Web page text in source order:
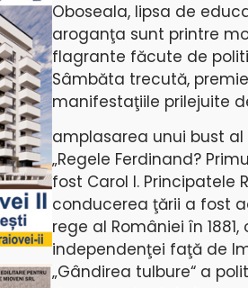
Oboseala, lipsa de
aroganţa sunt printre
flagrante făcute de
Sâmbăta trecută,
manifestaţiile prilejuite
amplasarea unui bust al
„Regele Ferdinand?
fost Carol I. Principatele
conducerea ţării a fost
rege al României în
independenţei faţă de
„Gândirea tulbure“ a